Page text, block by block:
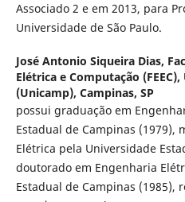
Associado 2 e em 2013, para
Universidade de São Paulo.
José Antonio Siqueira Dias,
Elétrica e Computação
(Unicamp), Campinas, SP
possui graduação em
Estadual de Campinas (1979),
Elétrica pela Universidade
doutorado em Engenharia
Estadual de Campinas (1985),